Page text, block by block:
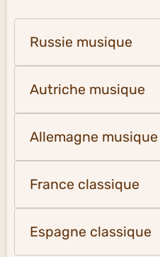
Russie musique
Autriche musique
Allemagne musique
France classique
Espagne classique